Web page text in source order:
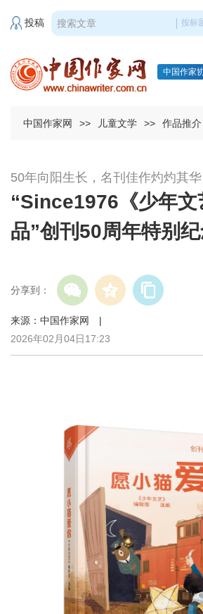
投稿
中国作家
中国作家网 >> 儿童文学 >> 作品推介
50年向阳生长，名刊佳作灼灼其华
“Since1976《少年文
品”创刊50周年特别
分享到：
来源：中国作家网 |
2026年02月04日17:23